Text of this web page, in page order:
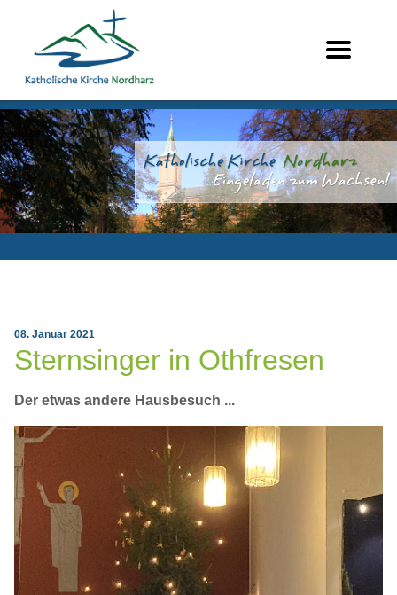
08. Januar 2021
Sternsinger in Othfresen
Der etwas andere Hausbesuch ...